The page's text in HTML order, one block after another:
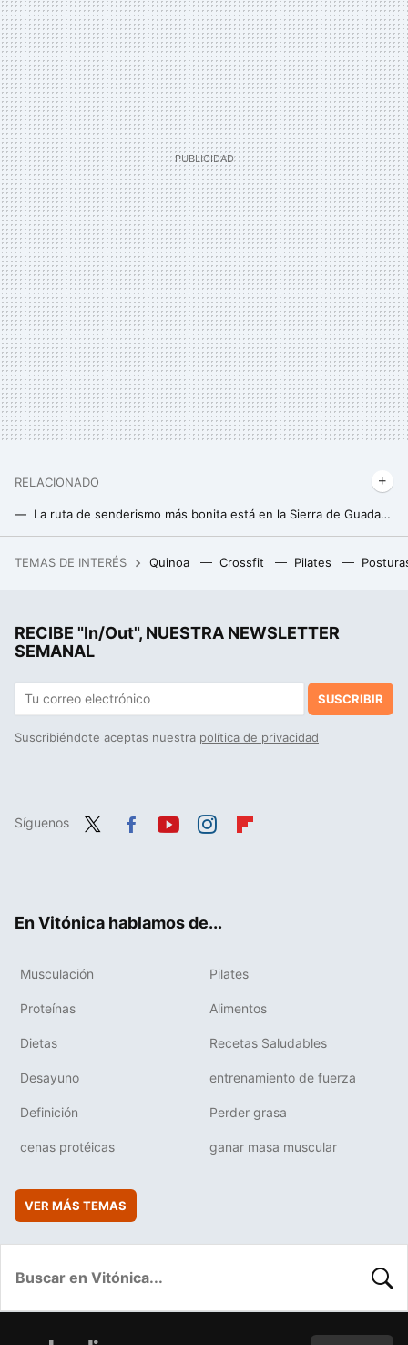
RELACIONADO
La ruta de senderismo más bonita está en la Sierra de Guadarrama, al lado de Madrid
TEMAS DE INTERÉS Quinoa Crossfit Pilates
RECIBE "In/Out", NUESTRA NEWSLETTER
SEMANAL
SUSCRIBIR
Suscribiéndote aceptas nuestra política de privacidad
Síguenos
En Vitónica hablamos de...
Musculación Pilates
Proteínas Alimentos
Dietas Recetas Saludables
Desayuno entrenamiento de fuerza
Definición Perder grasa
cenas protéicas ganar masa muscular
VER MÁS TEMAS